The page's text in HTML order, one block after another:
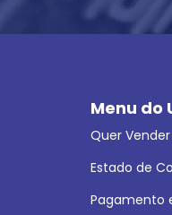
Menu do
Quer
Estado de
Pagamento